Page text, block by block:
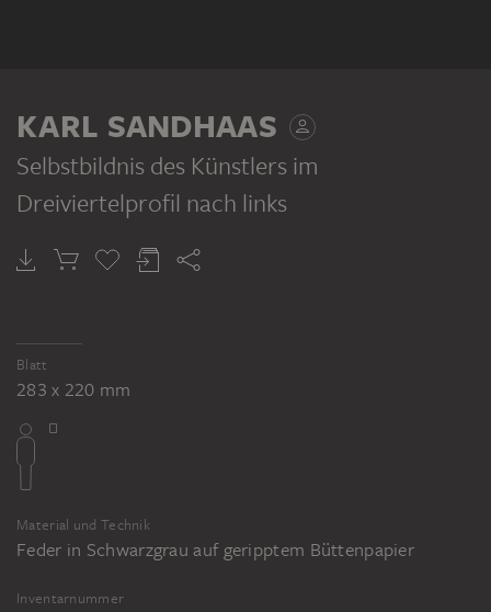
KARL SANDHAAS
Selbstbildnis des Künstlers im
Dreiviertelprofil nach links
Blatt
283 x 220 mm
Material und Technik
Feder in Schwarzgrau auf geripptem Büttenpapier
Inventarnummer